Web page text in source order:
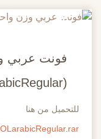
20
فونت عربي
للتحميل من هنا